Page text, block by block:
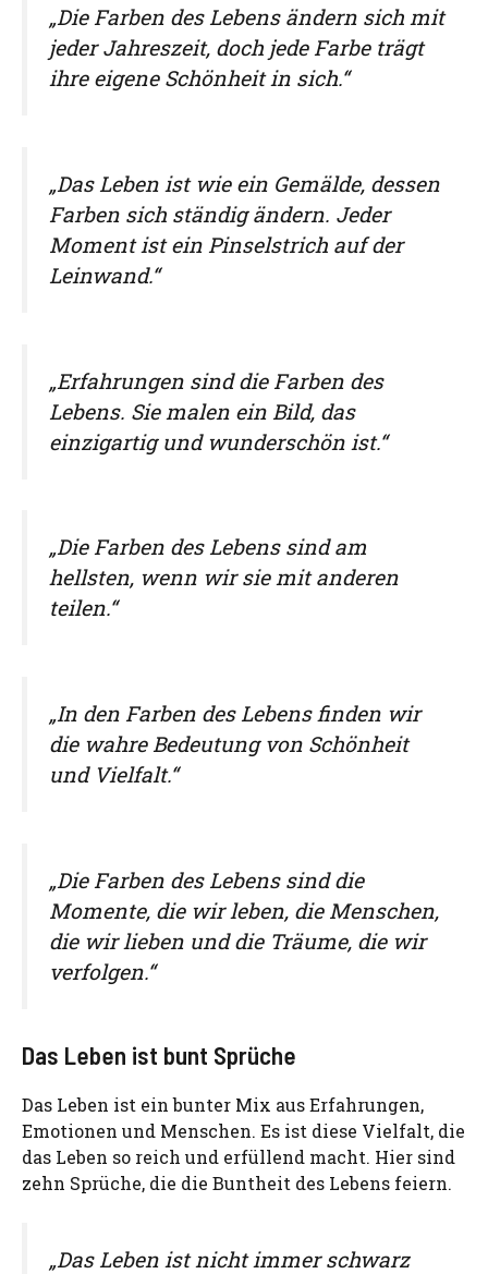
„Die Farben des Lebens ändern sich mit
jeder Jahreszeit, doch jede Farbe trägt
ihre eigene Schönheit in sich.“
„Das Leben ist wie ein Gemälde, dessen
Farben sich ständig ändern. Jeder
Moment ist ein Pinselstrich auf der
Leinwand.“
„Erfahrungen sind die Farben des
Lebens. Sie malen ein Bild, das
einzigartig und wunderschön ist.“
„Die Farben des Lebens sind am
hellsten, wenn wir sie mit anderen
teilen.“
„In den Farben des Lebens finden wir
die wahre Bedeutung von Schönheit
und Vielfalt.“
„Die Farben des Lebens sind die
Momente, die wir leben, die Menschen,
die wir lieben und die Träume, die wir
verfolgen.“
Das Leben ist bunt Sprüche
Das Leben ist ein bunter Mix aus Erfahrungen,
Emotionen und Menschen. Es ist diese Vielfalt, die
das Leben so reich und erfüllend macht. Hier sind
zehn Sprüche, die die Buntheit des Lebens feiern.
„Das Leben ist nicht immer schwarz